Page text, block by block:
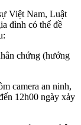
Việt Nam, Luật
đình có thể đề
chứng (hướng
camera an ninh,
12h00 ngày xảy